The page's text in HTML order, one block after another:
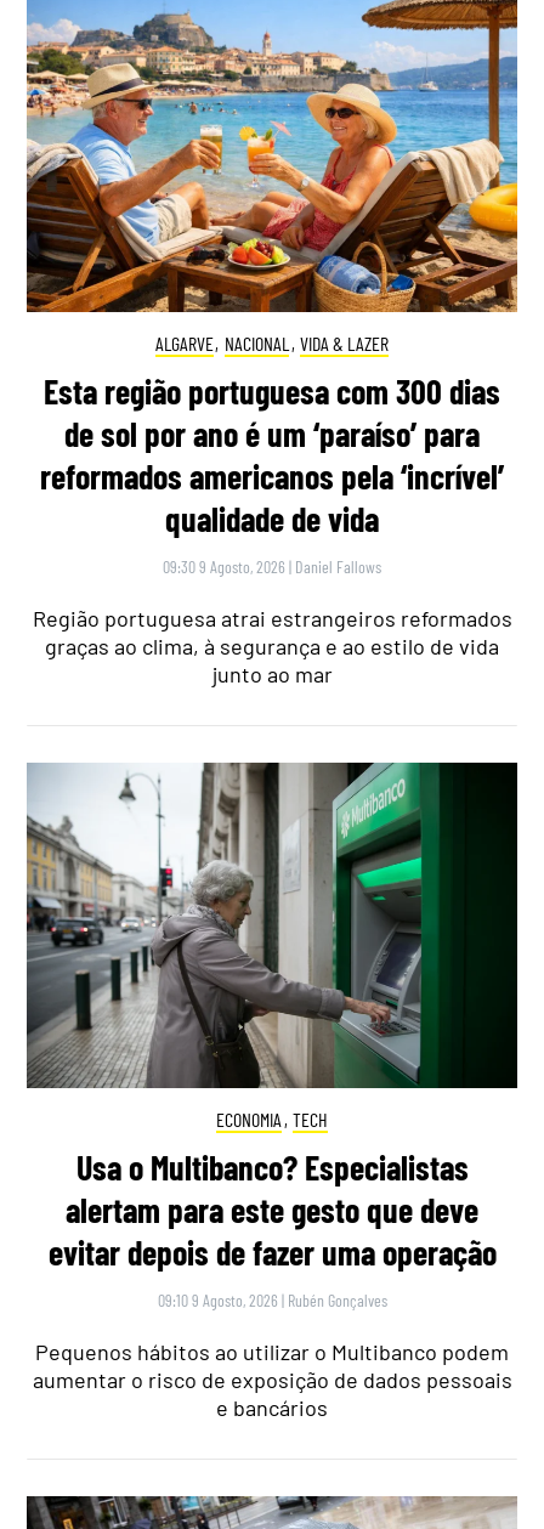
ALGARVE, NACIONAL , VIDA & LAZER
Esta região portuguesa com 300 dias
de sol por ano é um ‘paraíso’ para
reformados americanos pela ‘incrível’
qualidade de vida
09:30 9 Agosto, 2026 | Daniel Fallows
Região portuguesa atrai estrangeiros reformados
graças ao clima, à segurança e ao estilo de vida
junto ao mar
ECONOMIA , TECH
Usa o Multibanco? Especialistas
alertam para este gesto que deve
evitar depois de fazer uma operação
09:10 9 Agosto, 2026 | Rubén Gonçalves
Pequenos hábitos ao utilizar o Multibanco podem
aumentar o risco de exposição de dados pessoais
e bancários